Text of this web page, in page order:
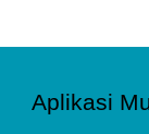
Aplikasi